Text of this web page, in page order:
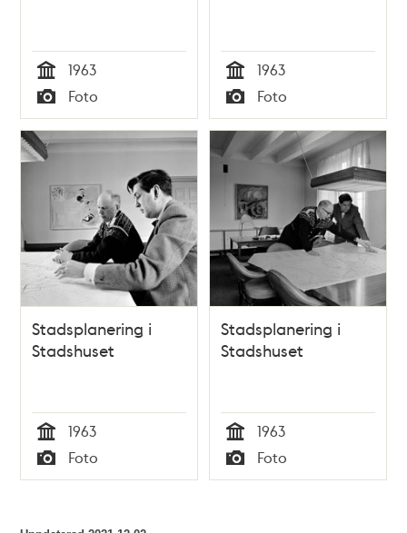
Tid
1963
Typ
Foto Tid
1963
Typ
Foto
Stadsplanering i
Stadshuset
Tid
1963
Typ
Foto
Stadsplanering i
Stadshuset
Tid
1963
Typ
Foto